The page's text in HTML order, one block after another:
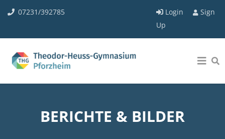
07231/392785 Login
Sign
Up
BERICHTE & BILDER